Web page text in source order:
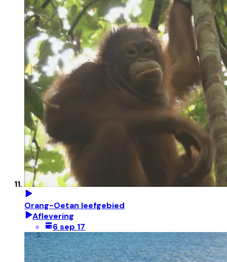
Orang-Oetan leefgebied
Aflevering
6 sep 17